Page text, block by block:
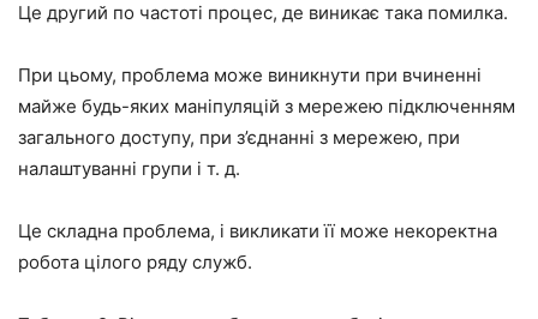
Це другий по частоті процес, де виникає така помилка.
При цьому, проблема може виникнути при вчиненні
майже будь-яких маніпуляцій з мережею підключенням
загального доступу, при з’єднанні з мережею, при
налаштуванні групи і т. д.
Це складна проблема, і викликати її може некоректна
робота цілого ряду служб.